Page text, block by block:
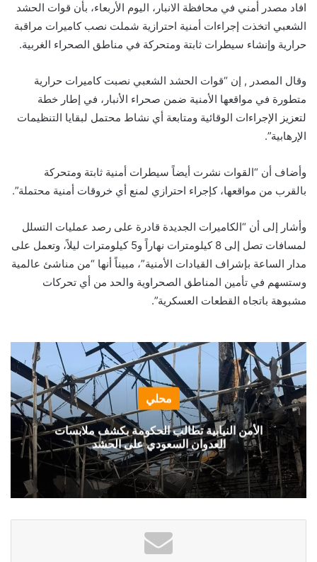
افاد مصدر أمني في محافظة الانبار، اليوم الأربعاء، بأن قوات الحشد
الشعبي اتخذت إجراءات أمنية احترازية شملت نصب كاميرات مراقبة
حرارية وإنشاء سيطرات ثابتة ومتحركة في مناطق الصحراء الغربية.
وقال المصدر , إن “قوات الحشد الشعبي نصبت كاميرات حرارية
متطورة في مواقعها الأمنية ضمن صحراء الأنبار، في إطار خطة
لتعزيز الإجراءات الوقائية ومتابعة أي نشاط محتمل لبقايا التنظيمات
الإرهابية”.
وأضاف أن “القوات نشرت أيضاً سيطرات أمنية ثابتة ومتحركة
بالقرب من مواقعها، كإجراء احترازي لمنع أي خروقات أمنية محتملة”.
وأشار إلى أن “الكاميرات الجديدة قادرة على رصد عمليات التسلل
لمسافات تصل إلى 8 كيلومترات نهاراً و5 كيلومترات ليلاً، وتعمل على
مدار الساعة بإشراف القيادات الأمنية”، مبيناً أنها “من مناشئ عالمية
وستسهم في تأمين المناطق الصحراوية والحد من أي تحركات
مشبوهة باتجاه القطعات العسكرية”.
محلي
الأمن النيابية تطالب الحكومة بكشف ملابسات
العدوان السعودي على الحشد